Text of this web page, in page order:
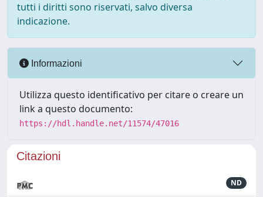
tutti i diritti sono riservati, salvo diversa
indicazione.
Informazioni
Utilizza questo identificativo per citare o creare un
link a questo documento:
https://hdl.handle.net/11574/47016
Citazioni
ND